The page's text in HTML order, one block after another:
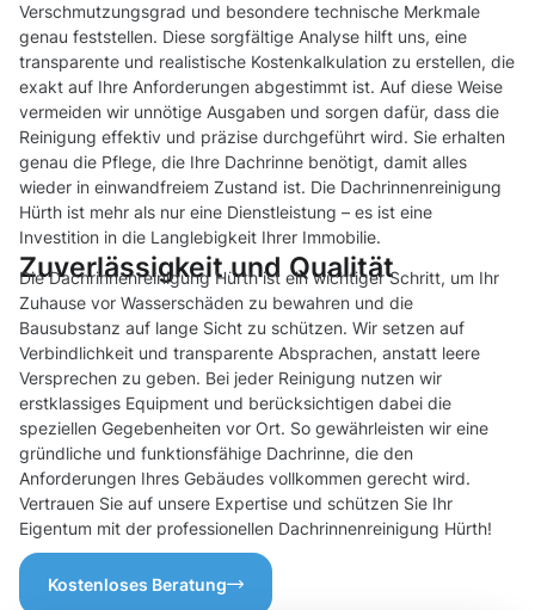
Verschmutzungsgrad und besondere technische Merkmale
genau feststellen. Diese sorgfältige Analyse hilft uns, eine
transparente und realistische Kostenkalkulation zu erstellen, die
exakt auf Ihre Anforderungen abgestimmt ist. Auf diese Weise
vermeiden wir unnötige Ausgaben und sorgen dafür, dass die
Reinigung effektiv und präzise durchgeführt wird. Sie erhalten
genau die Pflege, die Ihre Dachrinne benötigt, damit alles
wieder in einwandfreiem Zustand ist. Die Dachrinnenreinigung
Hürth ist mehr als nur eine Dienstleistung – es ist eine
Investition in die Langlebigkeit Ihrer Immobilie.
Zuverlässigkeit und Qualität
Die Dachrinnenreinigung Hürth ist ein wichtiger Schritt, um Ihr
Zuhause vor Wasserschäden zu bewahren und die
Bausubstanz auf lange Sicht zu schützen. Wir setzen auf
Verbindlichkeit und transparente Absprachen, anstatt leere
Versprechen zu geben. Bei jeder Reinigung nutzen wir
erstklassiges Equipment und berücksichtigen dabei die
speziellen Gegebenheiten vor Ort. So gewährleisten wir eine
gründliche und funktionsfähige Dachrinne, die den
Anforderungen Ihres Gebäudes vollkommen gerecht wird.
Vertrauen Sie auf unsere Expertise und schützen Sie Ihr
Eigentum mit der professionellen Dachrinnenreinigung Hürth!
Kostenloses Beratung